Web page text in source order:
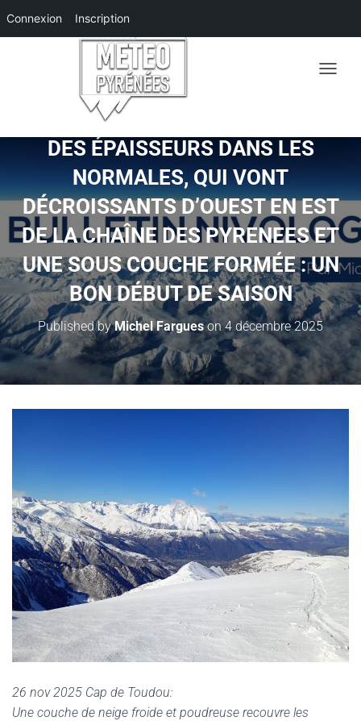
Connexion Inscription
E
R
M
R
L
A
N
A
I
A
DES ÉPAISSEURS DANS LES
NORMALES, QUI VONT
DÉCROISSANTS D’OUEST EN EST
DE LA CHAÎNE DES PYRENEES ET
UNE SOUS COUCHE FORMÉE : UN
BON DÉBUT DE SAISON
Published byMichel Fargueson4 décembre 2025
26 nov 2025 Cap de Toudou:
Une couche de neige froide et poudreuse recouvre les